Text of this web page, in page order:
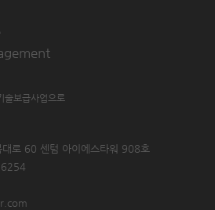
술보급사업으로
대로 60 센텀 아이에스타워 908호